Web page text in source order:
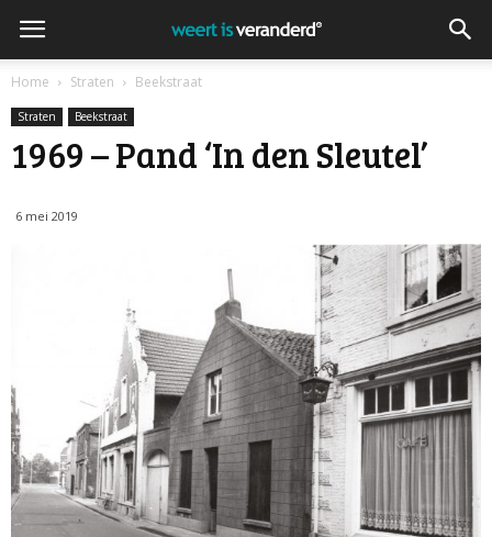
Home Straten Beekstraat
Straten Beekstraat
1969 – Pand ‘In den Sleutel’
6 mei 2019